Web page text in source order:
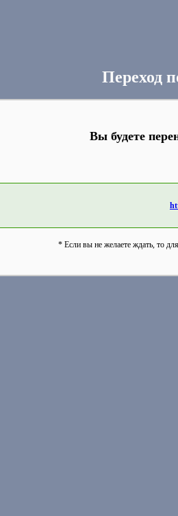
Переход
Вы будете
* Если вы не желаете ждать, то